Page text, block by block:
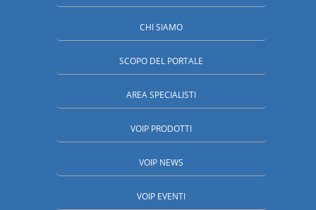
CHI SIAMO
SCOPO DEL PORTALE
AREA SPECIALISTI
VOIP PRODOTTI
VOIP NEWS
VOIP EVENTI